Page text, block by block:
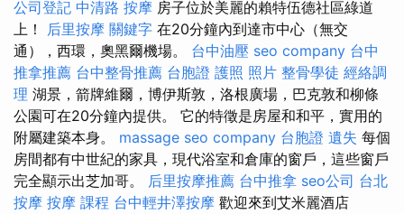
公司登記 中清路 按摩 房子位於美麗的賴特伍德社區綠道
上！ 后里按摩 關鍵字 在20分鐘內到達市中心（無交
通），西環，奧黑爾機場。 台中油壓 seo company 台中
推拿推薦 台中整骨推薦 台胞證 護照 照片 整骨學徒 經絡調
理 湖景，箭牌維爾，博伊斯敦，洛根廣場，巴克敦和柳條
公園可在20分鐘內提供。 它的特徵是房屋和和平，實用的
附屬建築本身。 massage seo company 台胞證 遺失 每個
房間都有中世紀的家具，現代浴室和倉庫的窗戶，這些窗戶
完全顯示出芝加哥。 后里按摩推薦 台中推拿 seo公司 台北
按摩 按摩 課程 台中輕井澤按摩 歡迎來到艾米麗酒店